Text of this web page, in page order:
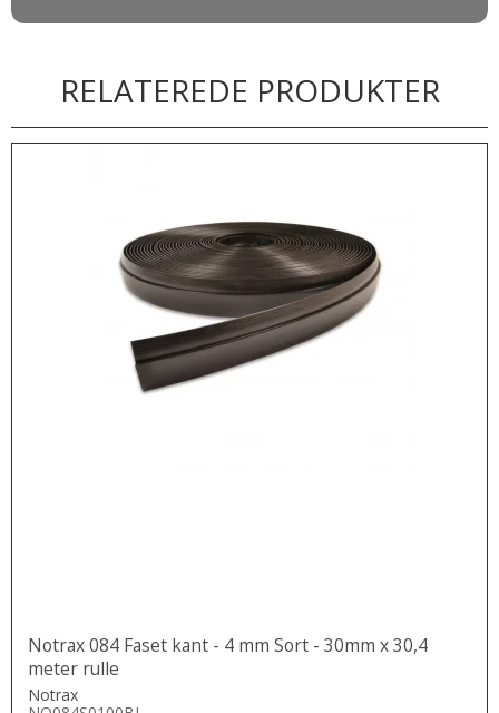
RELATEREDE PRODUKTER
Notrax 084 Faset kant - 4 mm Sort - 30mm x 30,4
meter rulle
Notrax